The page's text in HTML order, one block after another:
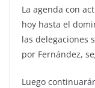
La agenda con
hoy hasta el
las delegaciones
por Fernández,
Luego